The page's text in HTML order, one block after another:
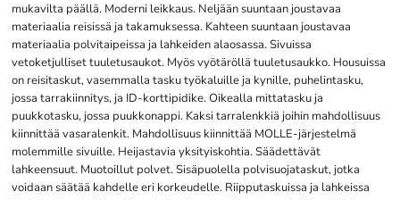
mukavilta päällä. Moderni leikkaus. Neljään suuntaan joustavaa
materiaalia reisissä ja takamuksessa. Kahteen suuntaan joustavaa
materiaalia polvitaipeissa ja lahkeiden alaosassa. Sivuissa
vetoketjulliset tuuletusaukot. Myös vyötäröllä tuuletusaukko. Housuissa
on reisitaskut, vasemmalla tasku työkaluille ja kynille, puhelintasku,
jossa tarrakiinnitys, ja ID-korttipidike. Oikealla mittatasku ja
puukkotasku, jossa puukkonappi. Kaksi tarralenkkiä joihin mahdollisuus
kiinnittää vasaralenkit. Mahdollisuus kiinnittää MOLLE-järjestelmä
molemmille sivuille. Heijastavia yksityiskohtia. Säädettävät
lahkeensuut. Muotoillut polvet. Sisäpuolella polvisuojataskut, jotka
voidaan säätää kahdelle eri korkeudelle. Riipputaskuissa ja lahkeissa